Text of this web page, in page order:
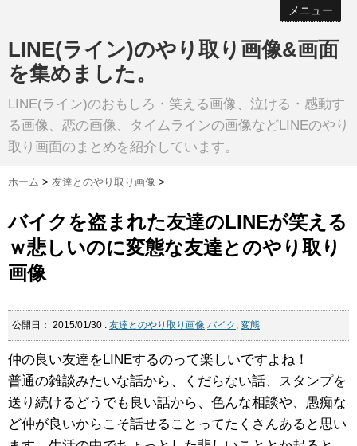
メニュー
LINE(ライン)のやり取り画像&画面
を集めました。
LINE(ライン)のおもしろ・笑える画像、泣ける・感動す
る画像、恋の画像、タイムラインの画像などLINEのやり
取り画面のまとめを紹介しています。
ホーム > 友達とのやり取り画像 >
バイクを盗まれた友達のLINEが笑える
ｗ悲しいのに変態な友達とのやり取り
画像
公開日： 2015/01/30 : 友達とのやり取り画像 バイク , 変態
仲の良い友達をLINEするのって楽しいですよね！
普通の雑談みたいな話から、くだらない話、スタンプを
送り続けるどうでも良い話から、色んな相談や、愚痴な
ど仲が良いからこそ話せることってたくさんあると思い